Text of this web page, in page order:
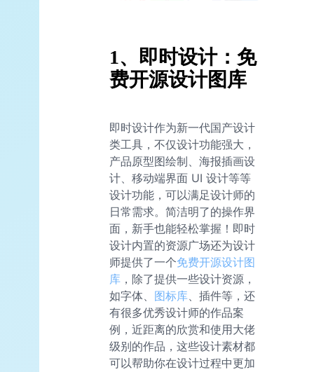
1、即时设计：免
费开源设计图库
即时设计作为新一代国产设计
类工具，不仅设计功能强大，
产品原型图绘制、海报插画设
计、移动端界面 UI 设计等等
设计功能，可以满足设计师的
日常需求。简洁明了的操作界
面，新手也能轻松掌握！即时
设计内置的资源广场还为设计
师提供了一个免费开源设计图
库 ，除了提供一些设计资源，
如字体、 图标库、插件等，还
有很多优秀设计师的作品案
例，近距离的欣赏和使用大佬
级别的作品，这些设计素材都
可以帮助你在设计过程中更加